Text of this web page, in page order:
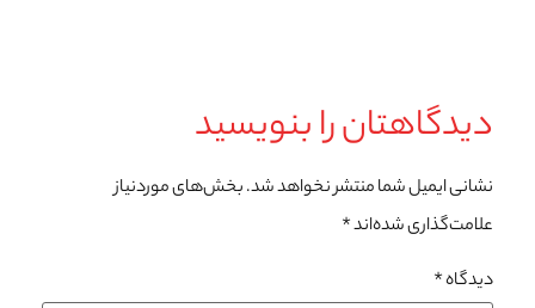
دیدگاهتان را بنویسید
نشانی ایمیل شما منتشر نخواهد شد.بخش‌های موردنیاز
علامت‌گذاری شده‌اند*
دیدگاه*